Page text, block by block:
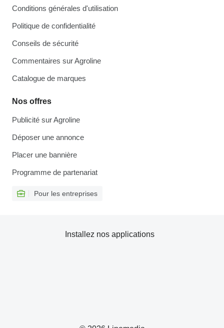
Conditions générales d'utilisation
Politique de confidentialité
Conseils de sécurité
Commentaires sur Agroline
Catalogue de marques
Nos offres
Publicité sur Agroline
Déposer une annonce
Placer une bannière
Programme de partenariat
Pour les entreprises
Installez nos applications